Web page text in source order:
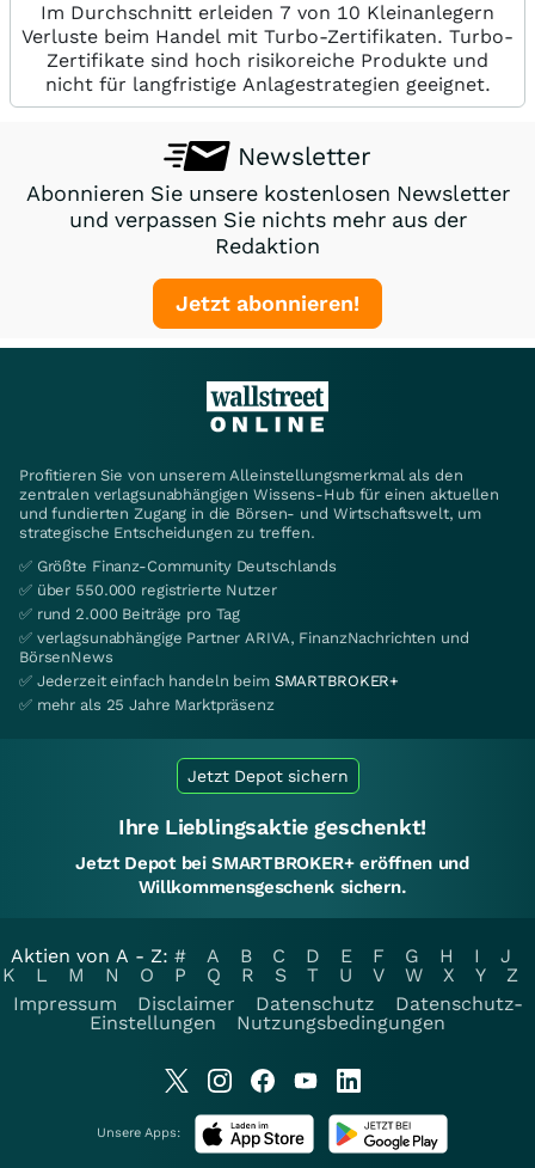
Im Durchschnitt erleiden 7 von 10 Kleinanlegern
Verluste beim Handel mit Turbo-Zertifikaten. Turbo-
Zertifikate sind hoch risikoreiche Produkte und
nicht für langfristige Anlagestrategien geeignet.
Newsletter
Abonnieren Sie unsere kostenlosen Newsletter
und verpassen Sie nichts mehr aus der
Redaktion
Jetzt abonnieren!
Profitieren Sie von unserem Alleinstellungsmerkmal als den
zentralen verlagsunabhängigen Wissens-Hub für einen aktuellen
und fundierten Zugang in die Börsen- und Wirtschaftswelt, um
strategische Entscheidungen zu treffen.
✅ Größte Finanz-Community Deutschlands
✅ über 550.000 registrierte Nutzer
✅ rund 2.000 Beiträge pro Tag
✅ verlagsunabhängige Partner ARIVA, FinanzNachrichten und
BörsenNews
✅ Jederzeit einfach handeln beim SMARTBROKER+
✅ mehr als 25 Jahre Marktpräsenz
Jetzt Depot sichern
Ihre Lieblingsaktie geschenkt!
Jetzt Depot bei SMARTBROKER+ eröffnen und
Willkommensgeschenk sichern.
Aktien von A - Z: # A B C D E F G H I
J
K
L M N O P Q R S T U V W X Y
Z
Impressum
Disclaimer Datenschutz
Datenschutz-
Einstellungen
Nutzungsbedingungen
Unsere Apps: